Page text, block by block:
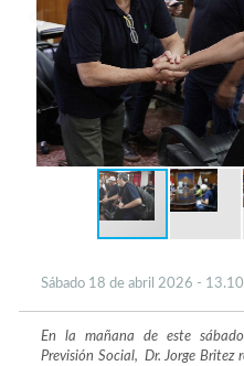
Sábado 18 de abril 2026 - 13.10
En la mañana de este
Previsión Social, Dr. Jorge Britez